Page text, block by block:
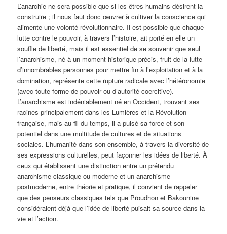
L’anarchie ne sera possible que si les êtres humains désirent la
construire ; il nous faut donc œuvrer à cultiver la conscience qui
alimente une volonté révolutionnaire. Il est possible que chaque
lutte contre le pouvoir, à travers l’histoire, ait porté en elle un
souffle de liberté, mais il est essentiel de se souvenir que seul
l’anarchisme, né à un moment historique précis, fruit de la lutte
d’innombrables personnes pour mettre fin à l’exploitation et à la
domination, représente cette rupture radicale avec l’hétéronomie
(avec toute forme de pouvoir ou d’autorité coercitive).
L’anarchisme est indéniablement né en Occident, trouvant ses
racines principalement dans les Lumières et la Révolution
française, mais au fil du temps, il a puisé sa force et son
potentiel dans une multitude de cultures et de situations
sociales. L’humanité dans son ensemble, à travers la diversité de
ses expressions culturelles, peut façonner les idées de liberté. À
ceux qui établissent une distinction entre un prétendu
anarchisme classique ou moderne et un anarchisme
postmoderne, entre théorie et pratique, il convient de rappeler
que des penseurs classiques tels que Proudhon et Bakounine
considéraient déjà que l’idée de liberté puisait sa source dans la
vie et l’action.